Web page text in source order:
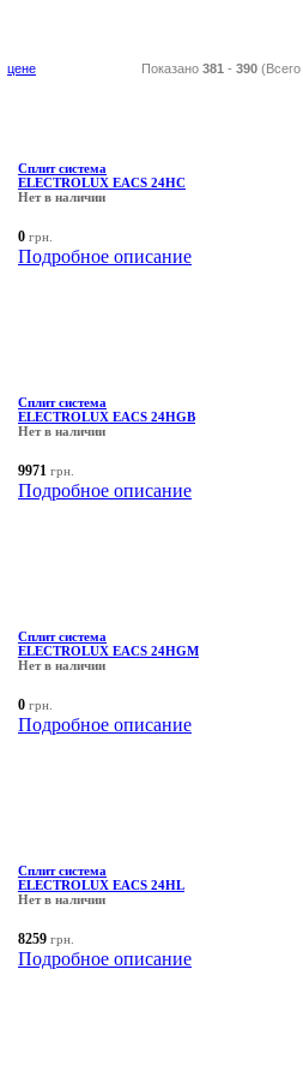
цене Показано 381 - 390(Всего
Сплит система
ELECTROLUX EACS 24HC
Нет в наличии
0 грн.
Подробное описание
Сплит система
ELECTROLUX EACS 24HGB
Нет в наличии
9971 грн.
Подробное описание
Сплит система
ELECTROLUX EACS 24HGM
Нет в наличии
0 грн.
Подробное описание
Сплит система
ELECTROLUX EACS 24HL
Нет в наличии
8259 грн.
Подробное описание